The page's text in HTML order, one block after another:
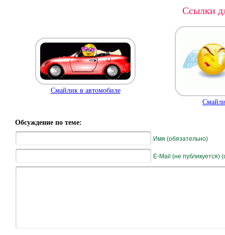
Ссылки
Смайлик в автомобиле
Обсуждение по теме:
Имя (обязательно)
E-Mail (не публикуется)